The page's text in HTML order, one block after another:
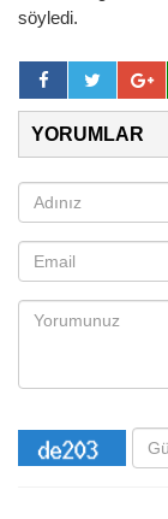
söyledi.
YORUMLAR